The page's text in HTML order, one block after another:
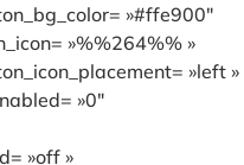
»#ffe900″
»%%264%% »
»left »
»0″
»off »